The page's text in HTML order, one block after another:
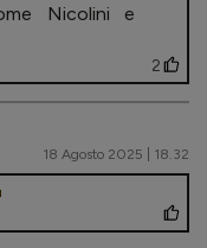
Nicolini e
2
18 Agosto 2025 | 18.32